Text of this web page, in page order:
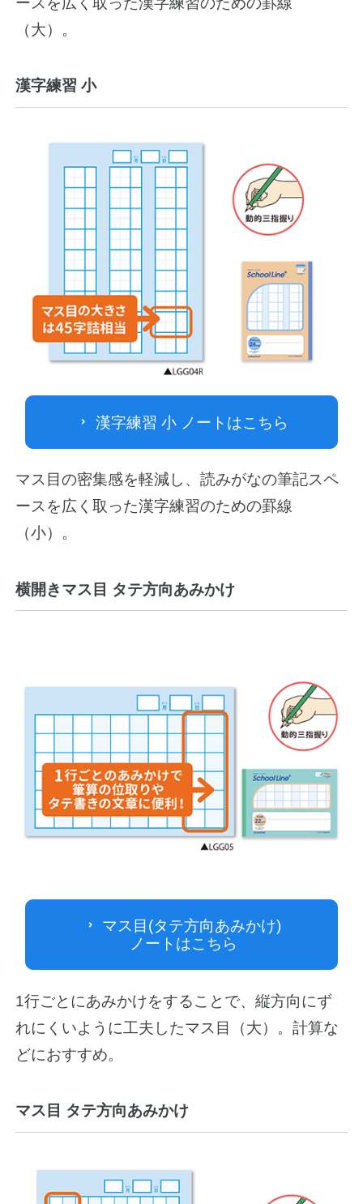
（大）。
漢字練習 小
マス目の密集感を軽減し、読みがなの筆記スペ
ースを広く取った漢字練習のための罫線
（小）。
漢字練習 小 ノートはこちら
横開きマス目 タテ方向あみかけ
1行ごとにあみかけをすることで、縦方向にず
れにくいように工夫したマス目（大）。計算な
どにおすすめ。
マス目(タテ方向あみかけ)
ノートはこちら
マス目 タテ方向あみかけ